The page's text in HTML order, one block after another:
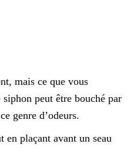
mais ce que vous
peut être bouché par
genre d’odeurs.
en plaçant avant un seau